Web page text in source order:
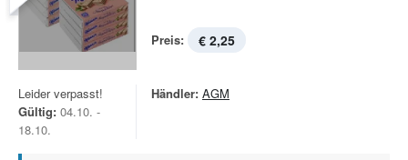
Preis: € 2,25
Leider verpasst!
Gültig: 04.10. -
18.10.
Händler: AGM